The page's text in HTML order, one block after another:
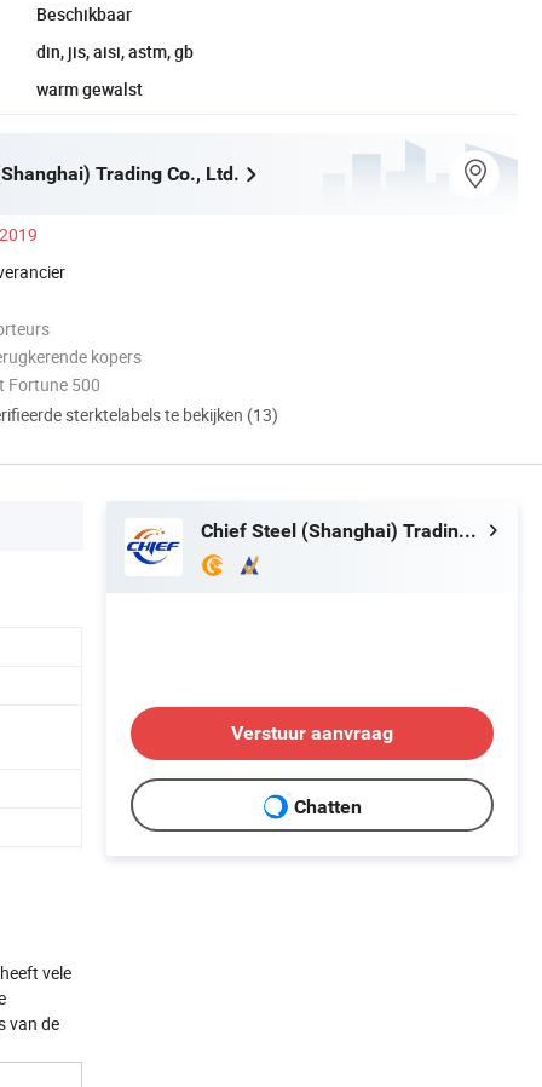
Beschikbaar
din, jis, aisi, astm, gb
warm gewalst
Trading Co., Ltd.
kopers
Fortune 500
sterktelabels te bekijken (13)
vele
van de
Chief Steel (Shanghai) Trading Co., Ltd.
Verstuur aanvraag
Chatten